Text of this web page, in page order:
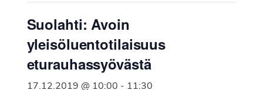
Suomen
Syöpäyhdistyksen
jäsenjärjestö.
Suolahti: Avoin
yleisöluentotilaisuus
eturauhassyövästä
17.12.2019 @ 10:00 - 11:30